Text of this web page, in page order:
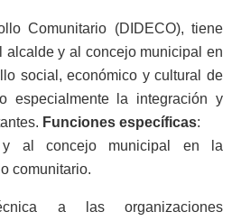
Comunitario (DIDECO), tiene
alcalde y al concejo municipal en
social, económico y cultural de
especialmente la integración y
Funciones específicas:
al concejo municipal en la
comunitario.
a las organizaciones